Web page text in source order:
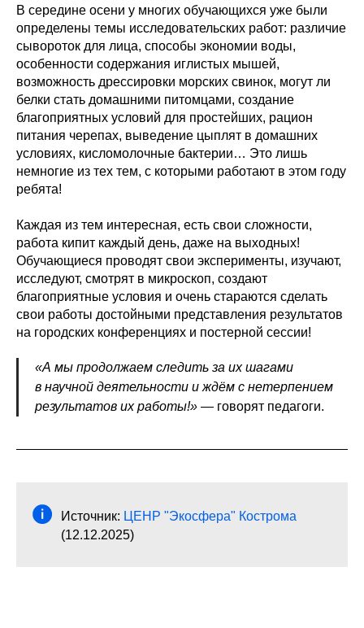
В середине осени у многих обучающихся уже были
определены темы исследовательских работ: различие
сывороток для лица, способы экономии воды,
особенности содержания иглистых мышей,
возможность дрессировки морских свинок, могут ли
белки стать домашними питомцами, создание
благоприятных условий для простейших, рацион
питания черепах, выведение цыплят в домашних
условиях, кисломолочные бактерии… Это лишь
немногие из тех тем, с которыми работают в этом году
ребята!
Каждая из тем интересная, есть свои сложности,
работа кипит каждый день, даже на выходных!
Обучающиеся проводят свои эксперименты, изучают,
исследуют, смотрят в микроскоп, создают
благоприятные условия и очень стараются сделать
свои работы достойными представления результатов
на городских конференциях и постерной сессии!
«А мы продолжаем следить за их шагами
в научной деятельности и ждём с нетерпением
результатов их работы!» — говорят педагоги.
Источник: ЦЕНР "Экосфера" Кострома
(12.12.2025)